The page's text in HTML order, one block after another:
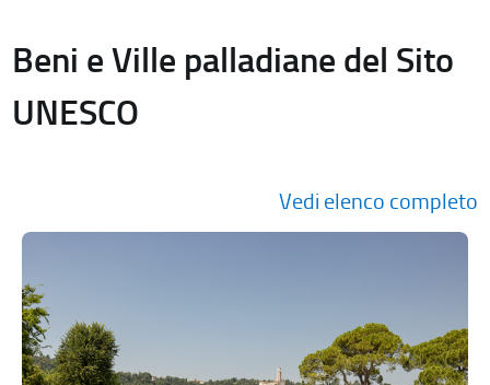
Beni e Ville palladiane del Sito
UNESCO
Vedi elenco completo